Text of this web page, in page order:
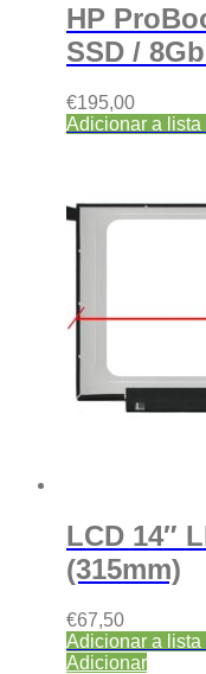
HP
SSD /
€195,00
Adicionar a
LCD 14″
(315mm)
€67,50
Adicionar a
Adicionar